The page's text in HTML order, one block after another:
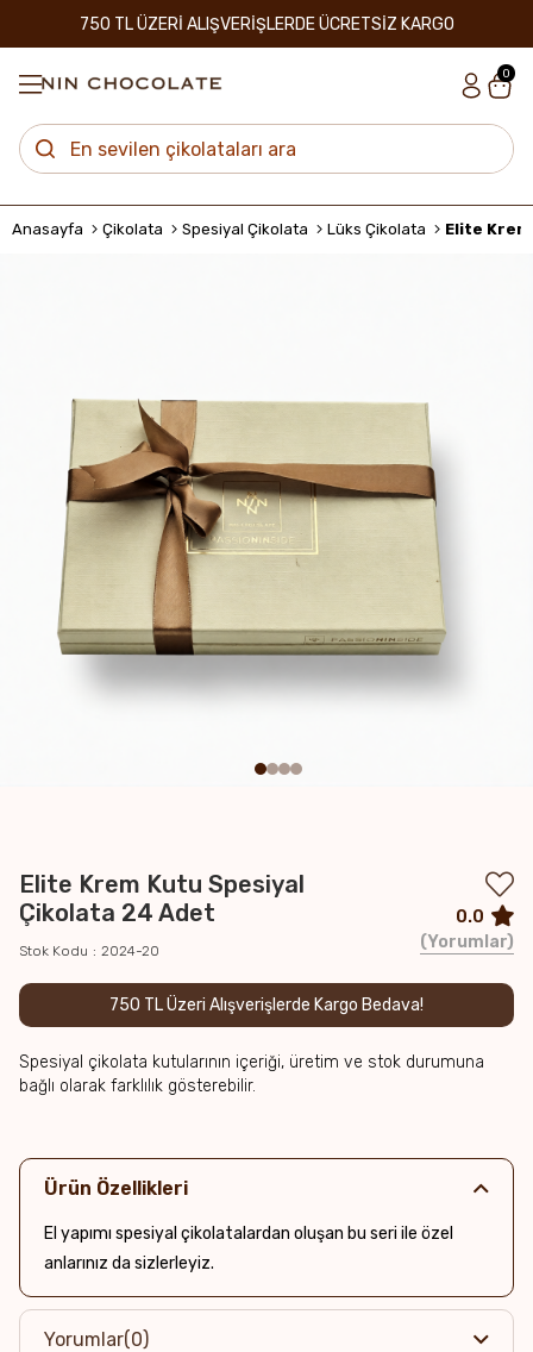
750 TL ÜZERİ ALIŞVERİŞLERDE ÜCRETSİZ KARGO
0
Anasayfa Çikolata Spesiyal Çikolata Lüks Çikolata Elite
Elite Krem Kutu Spesiyal
Çikolata 24 Adet
Stok Kodu 2024-20
750 TL Üzeri Alışverişlerde Kargo Bedava!
Spesiyal çikolata kutularının içeriği, üretim ve stok durumuna
bağlı olarak farklılık gösterebilir.
0.0
Yorumlar
Ürün Özellikleri
El yapımı spesiyal çikolatalardan oluşan bu seri ile özel
anlarınız da sizlerleyiz.
Yorumlar(0)